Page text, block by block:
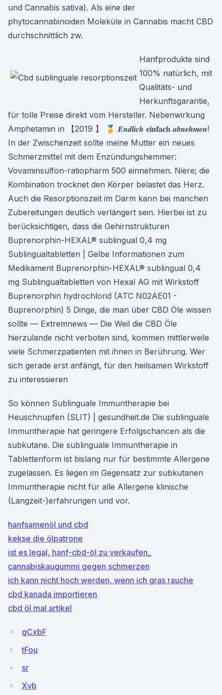
und Cannabis sativa). Als eine der
phytocannabinoiden Moleküle in Cannabis macht CBD
durchschnittlich zw.
Hanfprodukte sind
100% natürlich, mit
Qualitäts- und
Herkunftsgarantie,
für tolle Preise direkt vom Hersteller. Nebenwirkung
Amphetamin in 【2019 】 🥇 𝑬𝒏𝒅𝒍𝒊𝒄𝒉 𝐞𝐢𝐧𝐟𝐚𝐜𝐡 𝒂𝒃𝒏𝒆𝒉𝒎𝒆𝒏!
In der Zwischenzeit sollte meine Mutter ein neues
Schmerzmittel mit dem Enzündungshemmer:
Vovaminsulfon-ratiopharm 500 einnehmen. Niere; die
Kombination trocknet den Körper belastet das Herz.
Auch die Resorptionszeit im Darm kann bei manchen
Zubereitungen deutlich verlängert sein. Hierbei ist zu
berücksichtigen, dass die Gehirnstrukturen
Buprenorphin-HEXAL® sublingual 0,4 mg
Sublingualtabletten | Gelbe Informationen zum
Medikament Buprenorphin-HEXAL® sublingual 0,4
mg Sublingualtabletten von Hexal AG mit Wirkstoff
Buprenorphin hydrochlorid (ATC N02AE01 -
Buprenorphin) 5 Dinge, die man über CBD Öle wissen
sollte — Extremnews — Die Weil die CBD Öle
hierzulande nicht verboten sind, kommen mittlerweile
viele Schmerzpatienten mit ihnen in Berührung. Wer
sich gerade erst anfängt, für den heilsamen Wirkstoff
zu interessieren
So können Sublinguale Immuntherapie bei
Heuschnupfen (SLIT) | gesundheit.de Die sublinguale
Immuntherapie hat geringere Erfolgschancen als die
subkutane. Die sublinguale Immuntherapie in
Tablettenform ist bislang nur für bestimmte Allergene
zugelassen. Es liegen im Gegensatz zur subkutanen
Immuntherapie nicht für alle Allergene klinische
(Langzeit-)erfahrungen und vor.
hanfsamenöl und cbd
kekse die ölpatrone
ist es legal, hanf-cbd-öl zu verkaufen_
cannabiskaugummi gegen schmerzen
ich kann nicht hoch werden, wenn ich gras rauche
cbd kanada importieren
cbd öl mal artikel
gCxbF
tFou
sr
Xvb